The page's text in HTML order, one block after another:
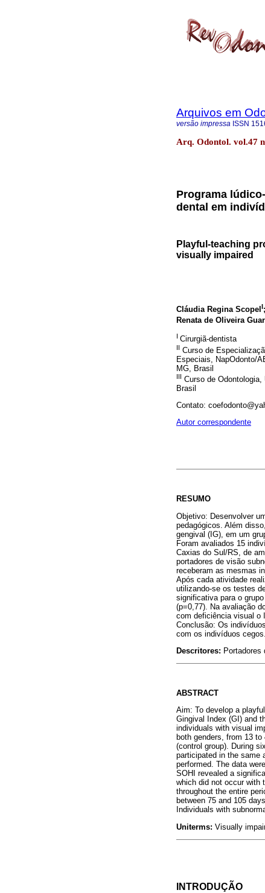
Arquivos em
versão impressa ISSN
Arq. Odontol. vol.47
Programa
dental em
Playful-teaching
visually impaired
Cláudia Regina ScopelI
Renata de Oliveira
I Cirurgiã-dentista
II Curso de
Especiais, NapOdonto/
MG, Brasil
III Curso de
Brasil
Contato:
Autor correspondente
RESUMO
Objetivo: Desenvolver
pedagógicos. Além
gengival (IG), em um
Foram avaliados 15
Caxias do Sul/RS, de
portadores de visão
receberam as mesmas
Após cada atividade
utilizando-se os testes
significativa para o
(p=0,77). Na avaliação
com deficiência visual o
Conclusão: Os
com os indivíduos cegos.
Descritores: Portadores
ABSTRACT
Aim: To develop a
Gingival Index (GI) and
individuals with visual
both genders, from 13
(control group). During
participated in the same
performed. The data
SOHI revealed a
which did not occur with
throughout the entire
between 75 and 105
Individuals with
Uniterms: Visually
INTRODUÇÃO